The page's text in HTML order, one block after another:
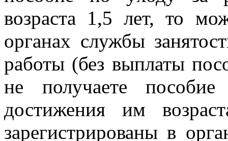
возраста 1,5 лет, то
органах службы
работы (без выплаты
не получаете
достижения им
зарегистрированы в